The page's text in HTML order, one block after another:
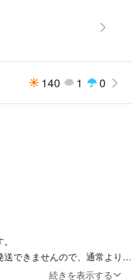
140 1 0
できませんので、通常より発
続きを表示する